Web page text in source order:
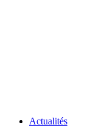
Actualités